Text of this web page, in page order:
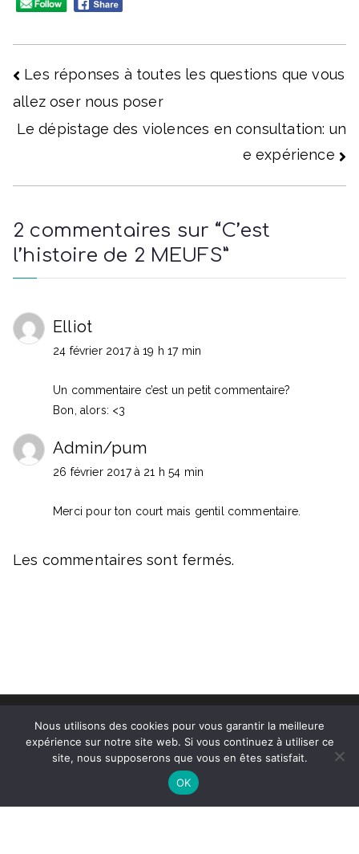
Navigation
de
l’article
Les réponses à toutes les questions que vous
allez oser nous poser
Le dépistage des violences en consultation: un
e expérience
2 commentaires sur “C’est
l’histoire de 2 MEUFS”
Elliot
24 février 2017 à 19 h 17 min
Un commentaire c’est un petit commentaire?
Bon, alors: <3
Admin/pum
26 février 2017 à 21 h 54 min
Merci pour ton court mais gentil commentaire.
Les commentaires sont fermés.
Copyright © 2025Pour une M.E.U.F.
Mentions légales
Nous utilisons des cookies pour vous garantir la meilleure
expérience sur notre site web. Si vous continuez à utiliser ce
site, nous supposerons que vous en êtes satisfait.
OK